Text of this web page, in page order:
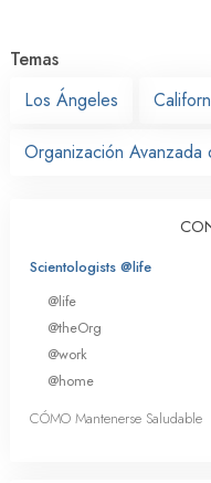
Temas
Los Ángeles
Organización
Scientologists @life
@life
@theOrg
@work
@home
CÓMO Mantenerse Saludable